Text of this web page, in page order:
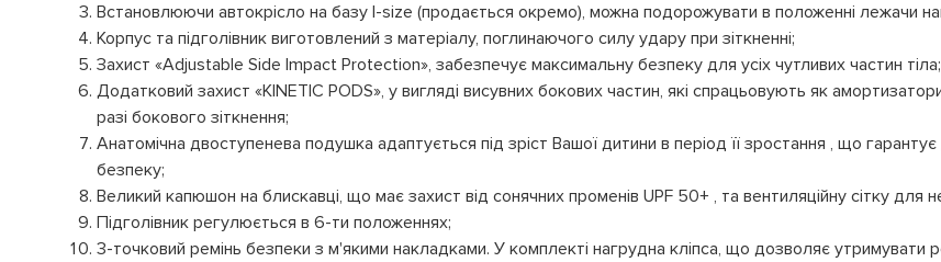
Встановлюючи автокрісло на базу I-size (продається окремо), можна подорожувати в положенні лежачи
Корпус та підголівник виготовлений з матеріалу, поглинаючого силу удару при зіткненні;
Захист «Adjustable Side Impact Protection», забезпечує максимальну безпеку для усіх чутливих частин тіла;
Додатковий захист «KINETIC PODS», у вигляді висувних бокових частин, які спрацьовують як
разі бокового зіткнення;
Анатомічна двоступенева подушка адаптується під зріст Вашої дитини в період її зростання , що
безпеку;
Великий капюшон на блискавці, що має захист від сонячних променів UPF 50+ , та вентиляційну сітку для
Підголівник регулюється в 6-ти положеннях;
3-точковий ремінь безпеки з м'якими накладками. У комплекті нагрудна кліпса, що дозволяє утримувати